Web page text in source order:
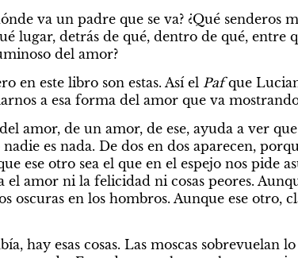
va un padre que se va? ¿Qué senderos
lugar, detrás de qué, dentro de qué, entre
del amor?
en este libro son estas. Así el Paf que
a esa forma del amor que va
amor, de un amor, de ese, ayuda a ver
es nada. De dos en dos aparecen,
ese otro sea el que en el espejo nos pide
el amor ni la felicidad ni cosas peores.
oscuras en los hombros. Aunque ese otro,
hay esas cosas. Las moscas sobrevuelan lo